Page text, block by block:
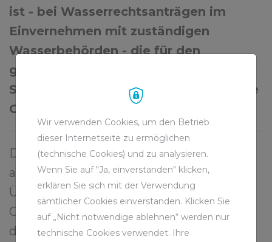
ist - bei Wasserrechtsanträgen im
Einvernehmen mit zuständigen
Wasserbehörden - die für den
gesamten ehemaligen
Steinkohlebergbau in NRW zuständige
Genehmigungsbehörde.
Die Bezirksregierung Arnsberg führt
außerdem einmal jährlich eine
Überprüfung der bergbaulichen
Gewässerbenutzungen (Wasserschau)
durch. Dabei erhält die Bergbehörde
Wir verwenden Cookies, um den Betrieb
dieser Internetseite zu ermöglichen
(technische Cookies) und zu analysieren.
Wenn Sie auf "Ja, einverstanden" klicken,
erklären Sie sich mit der Verwendung
sämtlicher Cookies einverstanden. Klicken Sie
auf „Nicht notwendige ablehnen“ werden nur
technische Cookies verwendet. Ihre